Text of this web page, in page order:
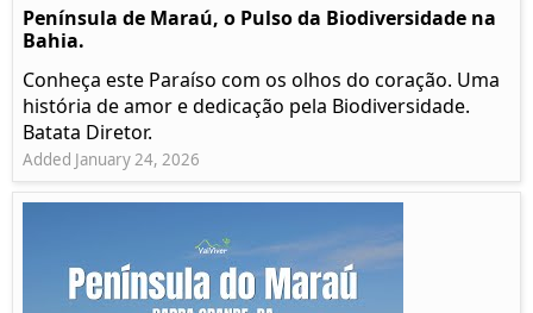
Península de Maraú, o Pulso da Biodiversidade na
Bahia.
Conheça este Paraíso com os olhos do coração. Uma
história de amor e dedicação pela Biodiversidade.
Batata Diretor.
Added January 24, 2026